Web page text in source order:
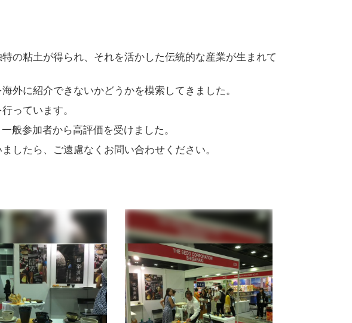
の粘土が得られ、それを活かした伝統的な産業が生まれて
外に紹介できないかどうかを模索してきました。
っています。
般参加者から高評価を受けました。
したら、ご遠慮なくお問い合わせください。